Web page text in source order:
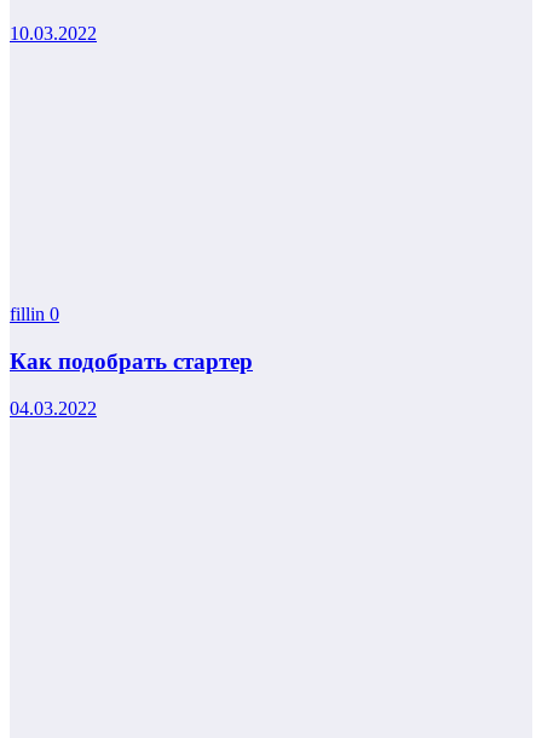
10.03.2022
fillin 0
Как подобрать стартер
04.03.2022